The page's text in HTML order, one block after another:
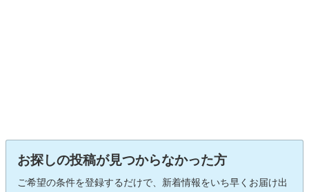
お探しの投稿が見つからなかった方
ご希望の条件を登録するだけで、新着情報をいち早くお届け出